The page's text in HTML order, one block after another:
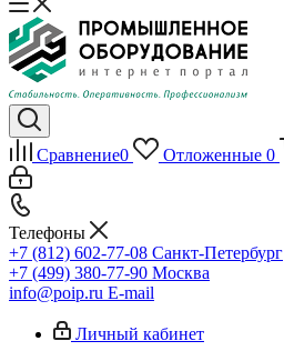
Сравнение0 Отложенные 0
Телефоны
+7 (812) 602-77-08 Санкт-Петербург
+7 (499) 380-77-90 Москва
info@poip.ru E-mail
Личный кабинет